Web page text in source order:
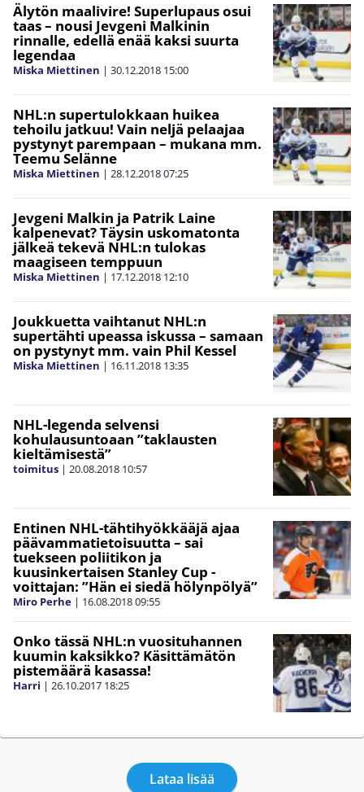
Älytön maalivire! Superlupaus osui
taas – nousi Jevgeni Malkinin
rinnalle, edellä enää kaksi suurta
legendaa
Miska Miettinen | 30.12.2018 15:00
NHL:n supertulokkaan huikea
tehoilu jatkuu! Vain neljä pelaajaa
pystynyt parempaan – mukana mm.
Teemu Selänne
Miska Miettinen | 28.12.201807:25
Jevgeni Malkin ja Patrik Laine
kalpenevat? Täysin uskomatonta
jälkeä tekevä NHL:n tulokas
maagiseen temppuun
Miska Miettinen | 17.12.2018 12:10
Joukkuetta vaihtanut NHL:n
supertähti upeassa iskussa – samaan
on pystynyt mm. vain Phil Kessel
Miska Miettinen | 16.11.2018 13:35
NHL-legenda selvensi
kohulausuntoaan ”taklausten
kieltämisestä”
toimitus | 20.08.2018 10:57
Entinen NHL-tähtihyökkääjä ajaa
päävammatietoisuutta – sai
tuekseen poliitikon ja
kuusinkertaisen Stanley Cup -
voittajan: ”Hän ei siedä hölynpölyä”
Miro Perhe | 16.08.201809:55
Onko tässä NHL:n vuosituhannen
kuumin kaksikko? Käsittämätön
pistemäärä kasassa!
Harri | 26.10.2017 18:25
Lataa lisää